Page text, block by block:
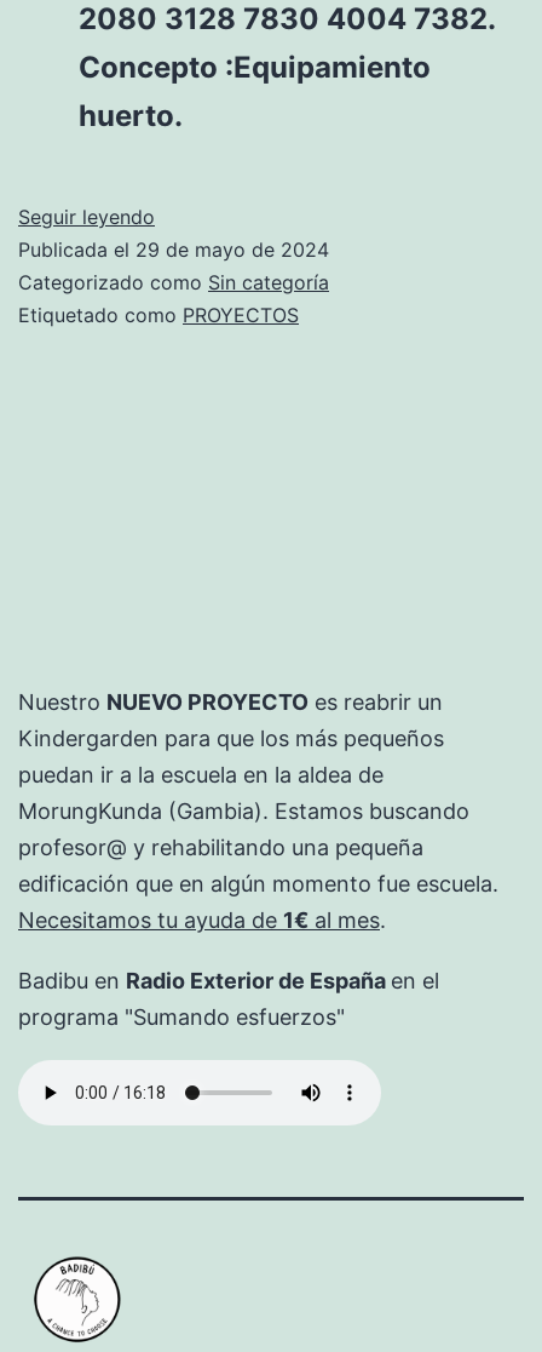
2080 3128 7830 4004 7382.
Concepto :Equipamiento
huerto.
Seguir leyendo
PARA
EL
HUERTO
Publicada el 29 de mayo de 2024
Categorizado como Sin categoría
Etiquetado como PROYECTOS
Nuestro NUEVO PROYECTO es reabrir un
Kindergarden para que los más pequeños
puedan ir a la escuela en la aldea de
MorungKunda (Gambia). Estamos buscando
profesor@ y rehabilitando una pequeña
edificación que en algún momento fue escuela.
Necesitamos tu ayuda de 1€ al mes.
Badibu en Radio Exterior de España en el
programa "Sumando esfuerzos"